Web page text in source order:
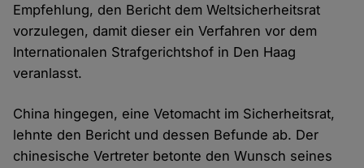
Empfehlung, den Bericht dem Weltsicherheitsrat
vorzulegen, damit dieser ein Verfahren vor dem
Internationalen Strafgerichtshof in Den Haag
veranlasst.
China hingegen, eine Vetomacht im Sicherheitsrat,
lehnte den Bericht und dessen Befunde ab. Der
chinesische Vertreter betonte den Wunsch seines